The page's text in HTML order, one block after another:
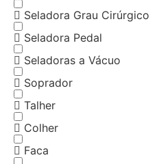
Seladora Grau Cirúrgico
Seladora Pedal
Seladoras a Vácuo
Soprador
Talher
Colher
Faca